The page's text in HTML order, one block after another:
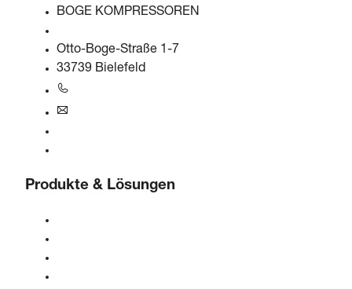
BOGE KOMPRESSOREN
Otto-Boge-Straße 1-7
33739 Bielefeld
Produkte & Lösungen